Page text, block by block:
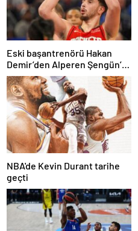
Eski başantrenörü Hakan
Demir’den Alperen Şengün’e
övgü
NBA'de Kevin Durant tarihe
geçti